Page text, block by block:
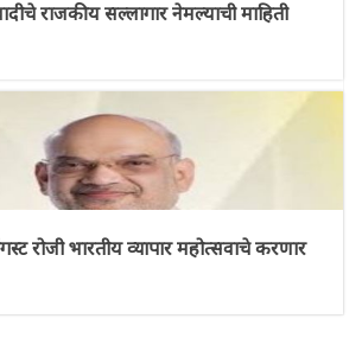
राजकीय सल्लागार नेमल्याची माहिती
रोजी भारतीय व्यापार महोत्सवाचे करणार